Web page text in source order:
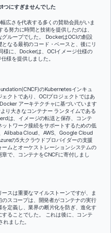
つにすぎませんでした
広さを代表する多くの賛助会員がいま
努力に時間と技術を提供したのは、
ループでした。 DockerはOCIの創設
なる最初のコード・ベースと、後にリ
様に、Dockerは、OCIイメージ仕様の
様を提供しました。
のKubernetesインキュ
クトであり、OCIプロジェクトではあ
アーキテクチャに基づいています
り大きなコンテナー ランタイムである
は、イメージの転送と保存、コンテ
トワーク接続をサポートするための低
Alibaba Cloud、AWS、Google Cloud
の5大クラウドプロバイダーの支援
ムとオーケストレーションシステムの
で、コンテナをCNCFに寄付しまし
スは重要なマイルストーンですが、ま
スコープは、開発者がコンテナの実行
定義し、業界の断片化を防ぎ、進化す
ることでした。 これは後に、コンテ
ました。